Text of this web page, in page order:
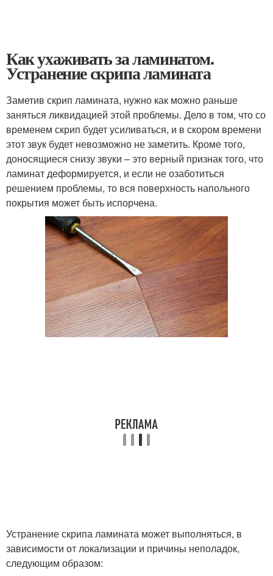
Как ухаживать за ламинатом.
Устранение скрипа ламината
Заметив скрип ламината, нужно как можно раньше
заняться ликвидацией этой проблемы. Дело в том, что со
временем скрип будет усиливаться, и в скором времени
этот звук будет невозможно не заметить. Кроме того,
доносящиеся снизу звуки – это верный признак того, что
ламинат деформируется, и если не озаботиться
решением проблемы, то вся поверхность напольного
покрытия может быть испорчена.
Устранение скрипа ламината может выполняться, в
зависимости от локализации и причины неполадок,
следующим образом: